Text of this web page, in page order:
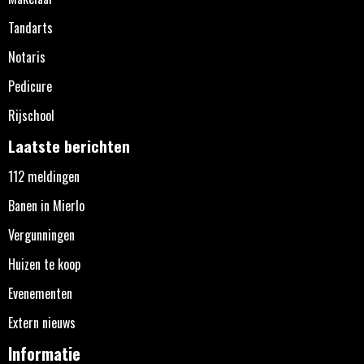
Tandarts
Notaris
Pedicure
Rijschool
Laatste berichten
112 meldingen
Banen in Mierlo
Vergunningen
Huizen te koop
Evenementen
Extern nieuws
Informatie